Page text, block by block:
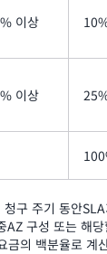
이상
이상
구 주기 동안
AZ 구성 또는 해
금의 백분율로 계